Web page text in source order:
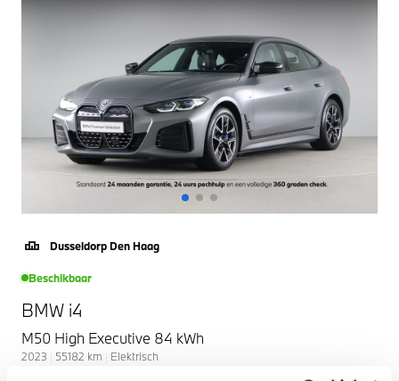
Dusseldorp Den Haag
Beschikbaar
BMW i4
M50 High Executive 84 kWh
2023 55182 km Elektrisch